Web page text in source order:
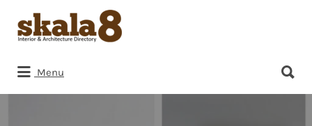
Search
for:
Menu
for: